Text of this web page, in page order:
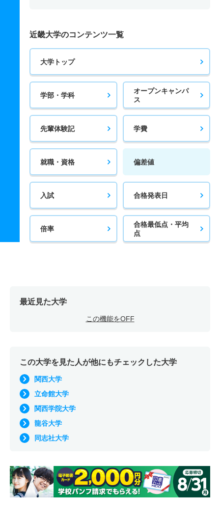
近畿大学のコンテンツ一覧
大学トップ
学部・学科
オープンキャンパ
ス
先輩体験記 学費
就職・資格 偏差値
入試 合格発表日
倍率
合格最低点・平均
点
最近見た大学
この機能をOFF
この大学を見た人が他にもチェックした大学
関西大学
立命館大学
関西学院大学
龍谷大学
同志社大学